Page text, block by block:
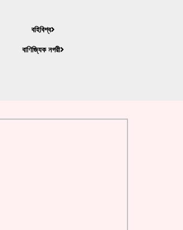
বহিবিশ্ব
বাণিজ্যিক নগরী